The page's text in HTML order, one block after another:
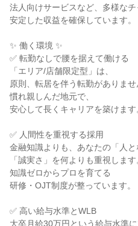
法人向けサービスなど、多様な
安定した収益を確保しています。
✨ 働く環境 ✨
✅ 転勤なしで腰を据えて働ける
「エリア/店舗限定型」は、
原則、転居を伴う転勤がありませ
慣れ親しんだ地元で、
安心して長くキャリアを築けます
✅ 人間性を重視する採用
金融知識よりも、あなたの「人
「誠実さ」を何よりも重視します
知識ゼロからプロを育てる
研修・OJT制度が整っています。
✅ 高い給与水準とWLB
大卒月給30万円という給与水準に